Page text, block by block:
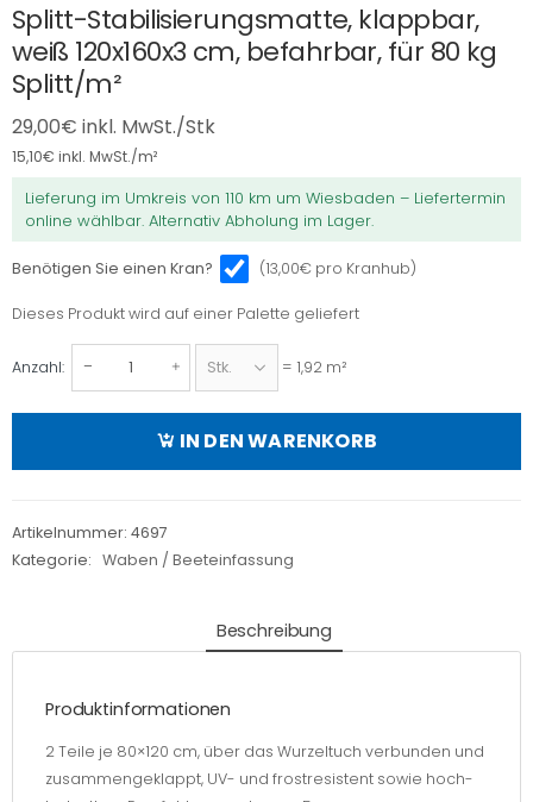
Splitt-Stabilisierungsmatte, klappbar,
weiß 120x160x3 cm, befahrbar, für 80 kg
Splitt/m²
29,00€ inkl. MwSt./Stk
15,10€ inkl. MwSt./m²
Lieferung im Umkreis von 110 km um Wiesbaden – Liefertermin
online wählbar. Alternativ Abholung im Lager.
Benötigen Sie einen Kran? (13,00€ pro Kranhub)
auf
Palette
Dieses Produkt wird auf einer Palette geliefert
= 1,92 m²
Anzahl:
Splitt-
befahrbar,
für 80
IN DEN WARENKORB
Artikelnummer: 4697
Kategorie:
Waben / Beeteinfassung
Beschreibung
Produktinformationen
2 Teile je 80×120 cm, über das Wurzeltuch verbunden und
zusammengeklappt, UV- und frostresistent sowie hoch-